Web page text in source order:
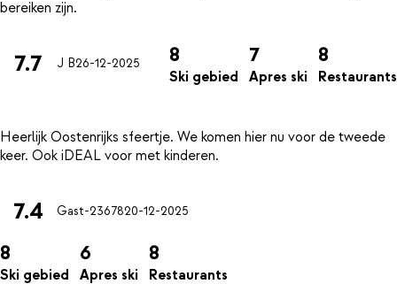
7.7 J B26-12-2025 8
Ski gebied
7
Apres ski
8
Restaurants
Heerlijk Oostenrijks sfeertje. We komen hier nu voor de tweede
7.4 Gast-2367820-12-2025
8
Ski gebied
6
Apres ski
8
Restaurants